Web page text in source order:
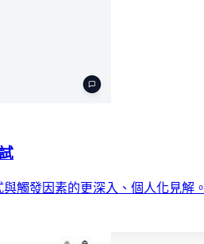
觸發因素的更深入、個人化見解。